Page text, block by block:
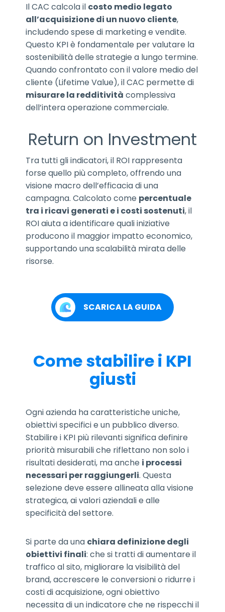
Il CAC calcola il costo medio legato
all’acquisizione di un nuovo cliente,
includendo spese di marketing e vendite.
Questo KPI è fondamentale per valutare la
sostenibilità delle strategie a lungo termine.
Quando confrontato con il valore medio del
cliente (Lifetime Value), il CAC permette di
misurare la redditività complessiva
dell’intera operazione commerciale.
Return on Investment
Tra tutti gli indicatori, il ROI rappresenta
forse quello più completo, offrendo una
visione macro dell’efficacia di una
campagna. Calcolato come percentuale
tra i ricavi generati e i costi sostenuti, il
ROI aiuta a identificare quali iniziative
producono il maggior impatto economico,
supportando una scalabilità mirata delle
risorse.
SCARICA LA GUIDA
Come stabilire i KPI
giusti
Ogni azienda ha caratteristiche uniche,
obiettivi specifici e un pubblico diverso.
Stabilire i KPI più rilevanti significa definire
priorità misurabili che riflettano non solo i
risultati desiderati, ma anche i processi
necessari per raggiungerli. Questa
selezione deve essere allineata alla visione
strategica, ai valori aziendali e alle
specificità del settore.
Si parte da una chiara definizione degli
obiettivi finali: che si tratti di aumentare il
traffico al sito, migliorare la visibilità del
brand, accrescere le conversioni o ridurre i
costi di acquisizione, ogni obiettivo
necessita di un indicatore che ne rispecchi il